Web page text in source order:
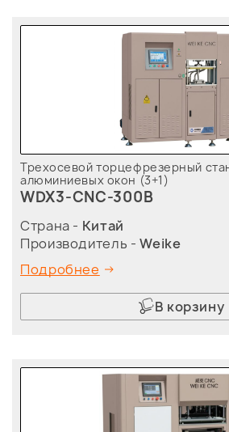
Трехосевой торцефрезерный
алюминиевых окон (3+1)
WDX3-CNC-300B
Страна - Китай
Производитель -Weike
Подробнее
В корзину